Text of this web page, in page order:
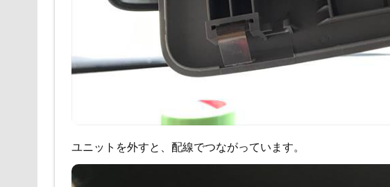
ユニットを外すと、配線でつながっています。